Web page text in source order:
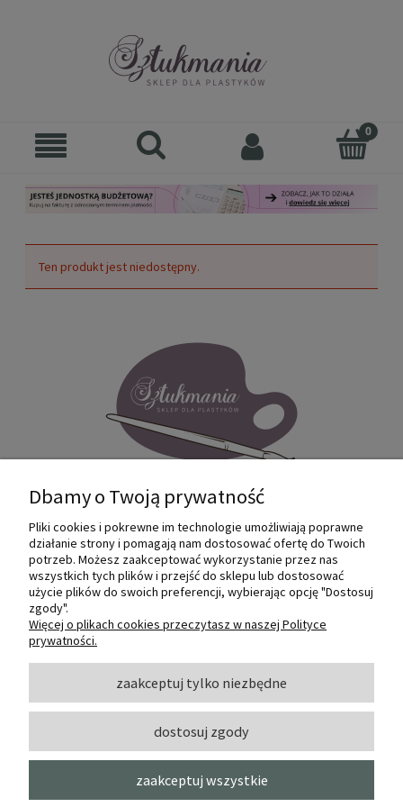
Ten produkt jest niedostępny.
Internetowy sklep dla plastyków
SZTUKMANIA. Profesjonalne artykuły dla
małych i dużych artystów.
O NAS
INFORMACJE I POMOC
MOJE KONTO
Dbamy o Twoją prywatność
Pliki cookies i pokrewne im technologie umożliwiają poprawne
działanie strony i pomagają nam dostosować ofertę do Twoich
potrzeb. Możesz zaakceptować wykorzystanie przez nas
wszystkich tych plików i przejść do sklepu lub dostosować
użycie plików do swoich preferencji, wybierając opcję "Dostosuj
zgody".
Więcej o plikach cookies przeczytasz w naszej Polityce
prywatności.
zaakceptuj tylko niezbędne
dostosuj zgody
zaakceptuj wszystkie